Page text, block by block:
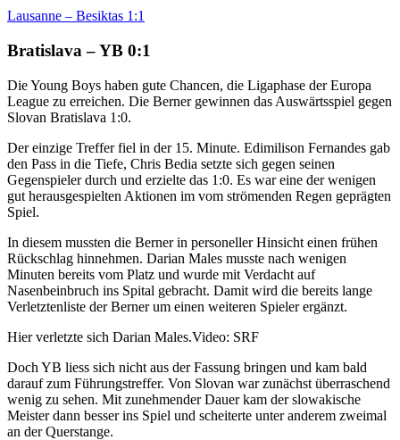
Lausanne – Besiktas 1:1
Bratislava – YB 0:1
Die Young Boys haben gute Chancen, die Ligaphase der Europa
League zu erreichen. Die Berner gewinnen das Auswärtsspiel gegen
Slovan Bratislava 1:0.
Der einzige Treffer fiel in der 15. Minute. Edimilison Fernandes gab
den Pass in die Tiefe, Chris Bedia setzte sich gegen seinen
Gegenspieler durch und erzielte das 1:0. Es war eine der wenigen
gut herausgespielten Aktionen im vom strömenden Regen geprägten
Spiel.
In diesem mussten die Berner in personeller Hinsicht einen frühen
Rückschlag hinnehmen. Darian Males musste nach wenigen
Minuten bereits vom Platz und wurde mit Verdacht auf
Nasenbeinbruch ins Spital gebracht. Damit wird die bereits lange
Verletztenliste der Berner um einen weiteren Spieler ergänzt.
Hier verletzte sich Darian Males.Video: SRF
Doch YB liess sich nicht aus der Fassung bringen und kam bald
darauf zum Führungstreffer. Von Slovan war zunächst überraschend
wenig zu sehen. Mit zunehmender Dauer kam der slowakische
Meister dann besser ins Spiel und scheiterte unter anderem zweimal
an der Querstange.